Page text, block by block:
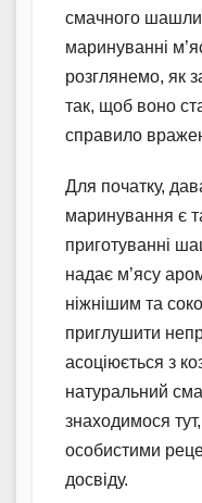
смачного
маринуванні
розглянемо, як
так, щоб воно
справило
Для початку,
маринування є
приготуванні
надає м’ясу
ніжнішим та
приглушити
асоціюється з
натуральний
знаходимося
особистими
досвіду.